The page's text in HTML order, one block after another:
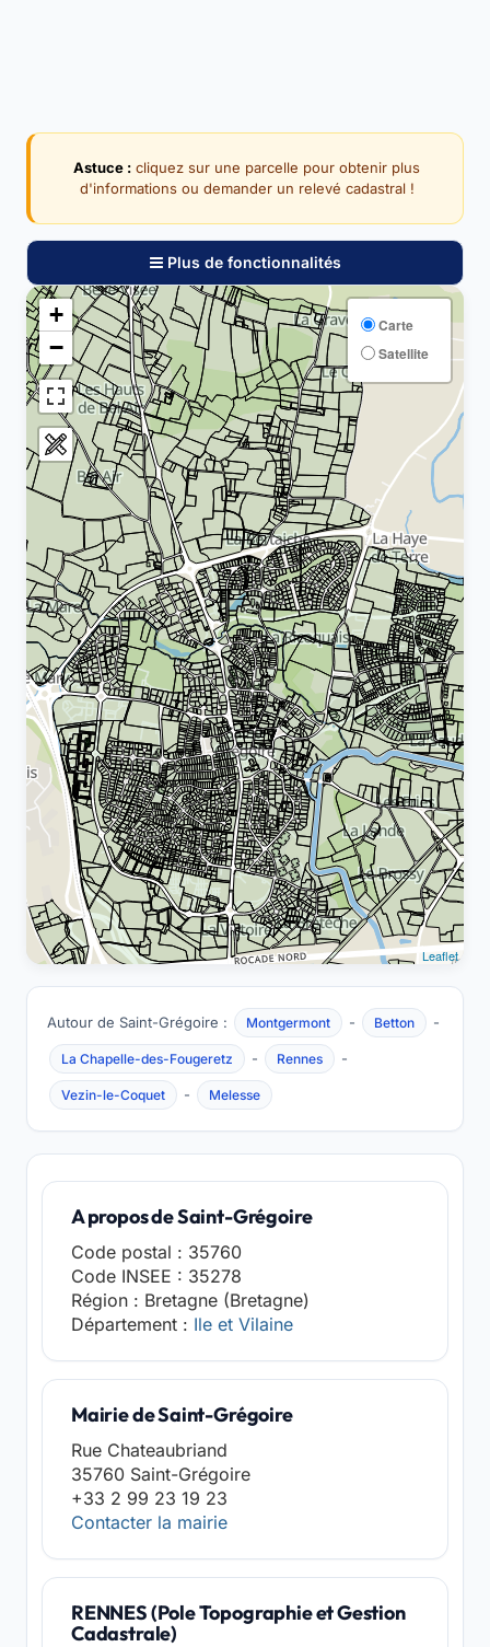
Astuce : cliquez sur une parcelle pour obtenir plus
d'informations ou demander un relevé cadastral !
Plus de fonctionnalités
+
−
Carte
Satellite
Leaflet
Autour de Saint-Grégoire : Montgermont - Betton -
La Chapelle-des-Fougeretz - Rennes -
Vezin-le-Coquet - Melesse
A propos de Saint-Grégoire
Code postal : 35760
Code INSEE : 35278
Région : Bretagne (Bretagne)
Département : Ile et Vilaine
Mairie de Saint-Grégoire
Rue Chateaubriand
35760 Saint-Grégoire
+33 2 99 23 19 23
Contacter la mairie
RENNES (Pole Topographie et Gestion
Cadastrale)